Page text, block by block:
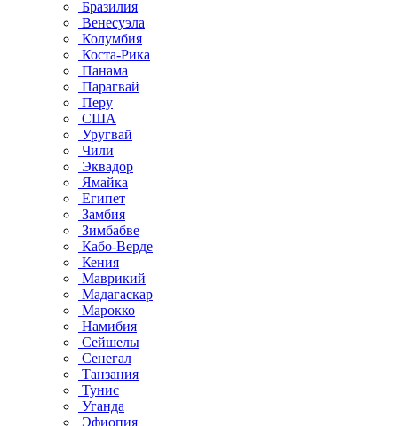
Бразилия
Венесуэла
Колумбия
Коста-Рика
Панама
Парагвай
Перу
США
Уругвай
Чили
Эквадор
Ямайка
Египет
Замбия
Зимбабве
Кабо-Верде
Кения
Маврикий
Мадагаскар
Марокко
Намибия
Сейшелы
Сенегал
Танзания
Тунис
Уганда
Эфиопия